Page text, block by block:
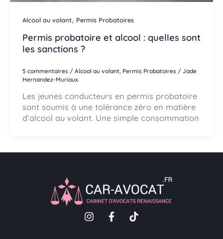
Alcool au volant, Permis Probatoires
Permis probatoire et alcool : quelles sont
les sanctions ?
5 commentaires / Alcool au volant, Permis Probatoires/ Jade
Hernandez-Muriaux
Les jeunes conducteurs en permis probatoire
sont soumis à une tolérance zéro en matière
d’alcool au volant. Une simple consommation
I
F
a
T
i